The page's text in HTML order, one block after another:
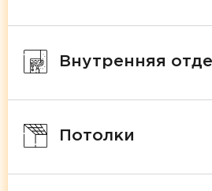
Внутренняя
Потолки